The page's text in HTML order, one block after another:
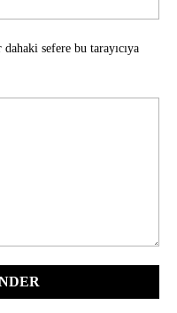
sefere bu tarayıcıya